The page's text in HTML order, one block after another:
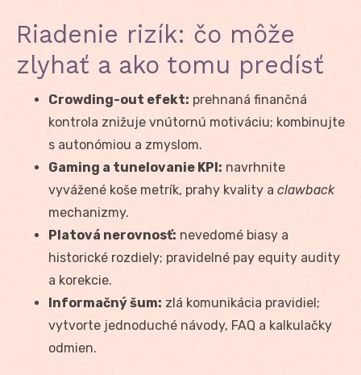
Riadenie rizík: čo môže
zlyhať a ako tomu predísť
Crowding-out efekt: prehnaná finančná
kontrola znižuje vnútornú motiváciu; kombinujte
s autonómiou a zmyslom.
Gaming a tunelovanie KPI: navrhnite
vyvážené koše metrík, prahy kvality a clawback
mechanizmy.
Platová nerovnosť: nevedomé biasy a
historické rozdiely; pravidelné pay equity audity
a korekcie.
Informačný šum: zlá komunikácia pravidiel;
vytvorte jednoduché návody, FAQ a kalkulačky
odmien.